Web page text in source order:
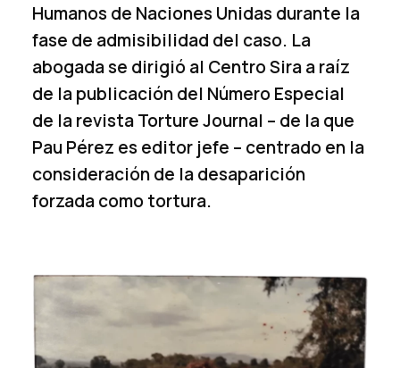
Humanos de Naciones Unidas durante la
fase de admisibilidad del caso. La
abogada se dirigió al Centro Sira a raíz
de la publicación del Número Especial
de la revista Torture Journal – de la que
Pau Pérez es editor jefe – centrado en la
consideración de la desaparición
forzada como tortura.